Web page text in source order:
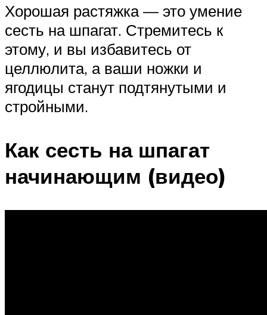
Хорошая растяжка — это умение
сесть на шпагат. Стремитесь к
этому, и вы избавитесь от
целлюлита, а ваши ножки и
ягодицы станут подтянутыми и
стройными.
Как сесть на шпагат
начинающим (видео)